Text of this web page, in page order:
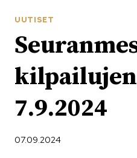
UUTISET
7.9.2024
07.09.2024